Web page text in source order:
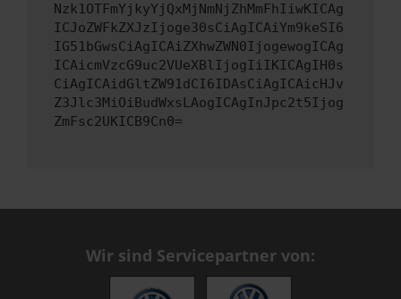
Nzk1OTFmYjkyYjQxMjNmNjZhMmFhIiwKICAg
ICJoZWFkZXJzIjoge30sCiAgICAiYm9keSI6
IG51bGwsCiAgICAiZXhwZWN0IjogewogICAg
ICAicmVzcG9uc2VUeXBlIjogIiIKICAgIH0s
CiAgICAidGltZW91dCI6IDAsCiAgICAicHJv
Z3Jlc3MiOiBudWxsLAogICAgInJpc2t5Ijog
ZmFsc2UKICB9Cn0=
Wir sind Servicepartner von: